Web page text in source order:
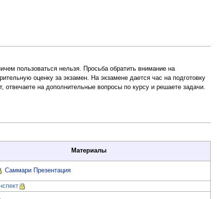
пользоваться нельзя. Просьба обратить внимание на
оценку за экзамен. На экзамене дается час на подготовку
отвечаете на дополнительные вопросы по курсу и решаете задачи.
Материалы
Саммари Презентация